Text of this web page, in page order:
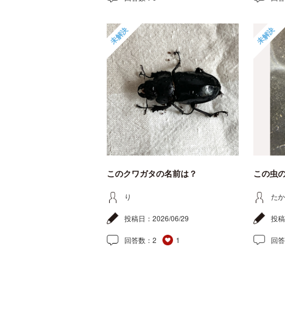
未解決
このクワガタの名前は？
り
投稿日： 2026/06/29
回答数： 2 1
未解決
この虫
た
投
回